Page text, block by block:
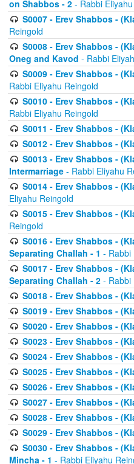
on Shabbos - 2 - Rabbi
S0007 - Erev Shabbos -
Reingold
S0008 - Erev Shabbos -
Oneg and Kavod - Rabbi
S0009 - Erev Shabbos -
Rabbi Eliyahu Reingold
S0010 - Erev Shabbos -
Rabbi Eliyahu Reingold
S0011 - Erev Shabbos -
S0012 - Erev Shabbos -
S0013 - Erev Shabbos -
Intermarriage - Rabbi Eliyahu
S0014 - Erev Shabbos -
Eliyahu Reingold
S0015 - Erev Shabbos -
Reingold
S0016 - Erev Shabbos -
Separating Challah - 1 - Rabbi
S0017 - Erev Shabbos -
Separating Challah - 2 - Rabbi
S0018 - Erev Shabbos -
S0019 - Erev Shabbos -
S0020 - Erev Shabbos -
S0023 - Erev Shabbos -
S0024 - Erev Shabbos -
S0025 - Erev Shabbos -
S0026 - Erev Shabbos -
S0027 - Erev Shabbos -
S0028 - Erev Shabbos -
S0029 - Erev Shabbos -
S0030 - Erev Shabbos -
Mincha - 1 - Rabbi Eliyahu